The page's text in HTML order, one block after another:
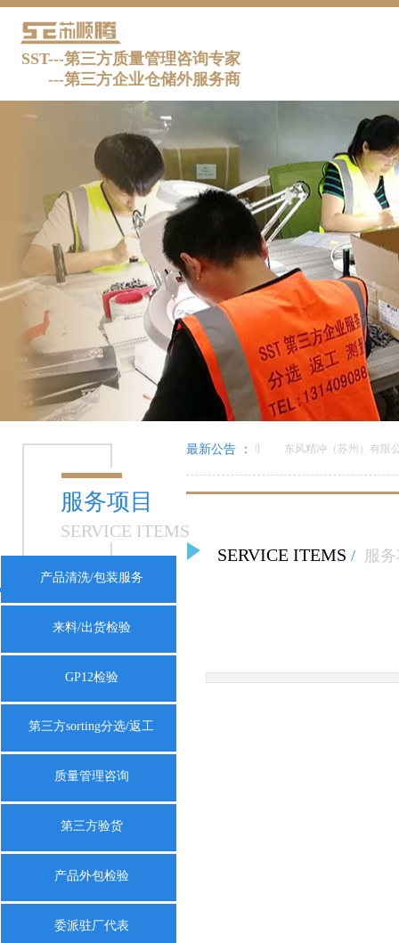
SST---第三方质量管理咨询专家
---第三方企业仓储外服务商
美倍亚电子（上海）有限公司 东风精冲（苏州）有限公司
最新公告 ：
服务项目
SERVICE ITEMS
SERVICE ITEMS / 服
产品清洗/包装服务
来料/出货检验
GP12检验
第三方sorting分选/返工
质量管理咨询
第三方验货
产品外包检验
委派驻厂代表